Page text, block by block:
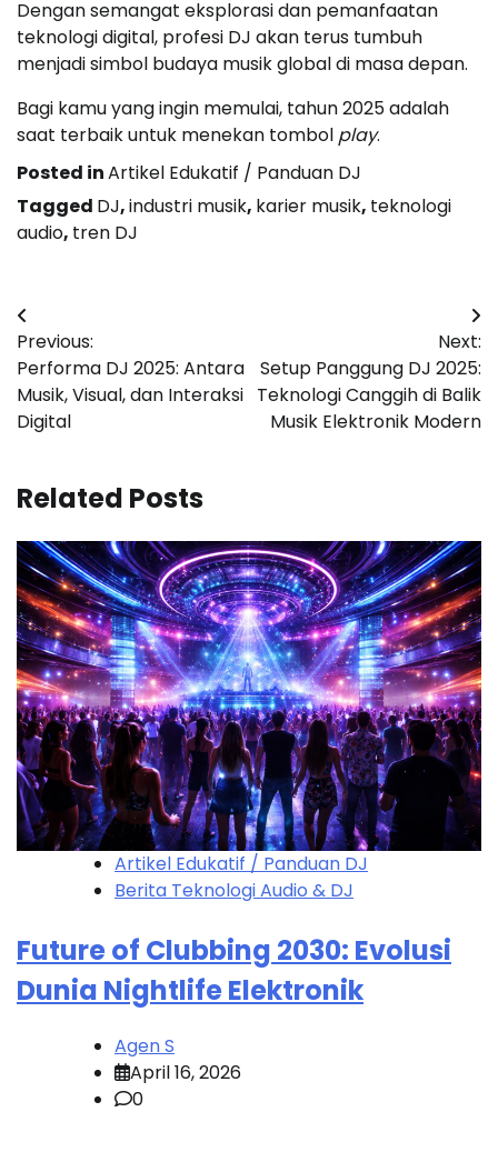
Dengan semangat eksplorasi dan pemanfaatan
teknologi digital, profesi DJ akan terus tumbuh
menjadi simbol budaya musik global di masa depan.
Bagi kamu yang ingin memulai, tahun 2025 adalah
saat terbaik untuk menekan tombol play.
Posted inArtikel Edukatif / Panduan DJ
Tagged DJ,industri musik, karier musik, teknologi
audio, tren DJ
Post
navigation
Previous:
Performa DJ 2025: Antara
Musik, Visual, dan Interaksi
Digital
Next:
Setup Panggung DJ 2025:
Teknologi Canggih di Balik
Musik Elektronik Modern
Related Posts
Artikel Edukatif / Panduan DJ
Berita Teknologi Audio & DJ
Future of Clubbing 2030: Evolusi
Dunia Nightlife Elektronik
Agen S
April 16, 2026
0